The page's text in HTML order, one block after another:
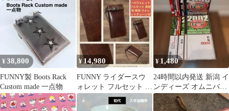
ト
ット 本革
¥38,800
FUNNY製 Boots Rack
Custom made 一点物
¥14,980
FUNNY ライダースウ
ォレット フルセット 長
財布 飴色 ウォレットチ
ェーン付
¥ 1,480
24時間以内発送 新潟 イ
ンディーズ オムニバス
CDセット